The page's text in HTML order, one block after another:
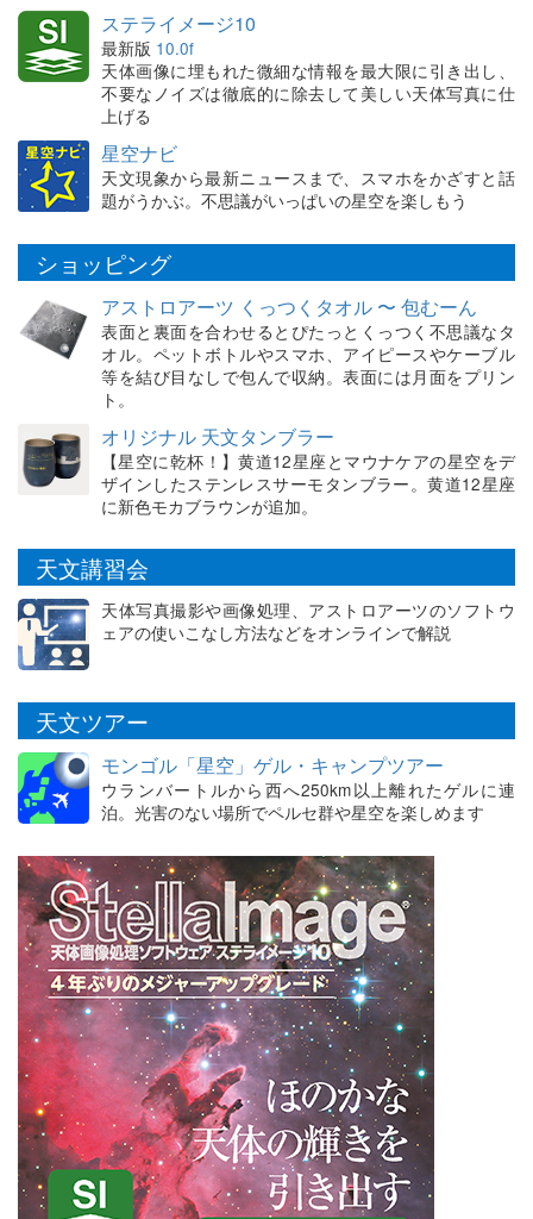
ステライメージ10
最新版 10.0f
天体画像に埋もれた微細な情報を最大限に引き出し、
不要なノイズは徹底的に除去して美しい天体写真に仕
上げる
星空ナビ
天文現象から最新ニュースまで、スマホをかざすと話
題がうかぶ。不思議がいっぱいの星空を楽しもう
ショッピング
アストロアーツ くっつくタオル 〜 包むーん
表面と裏面を合わせるとぴたっとくっつく不思議なタ
オル。ペットボトルやスマホ、アイピースやケーブル
等を結び目なしで包んで収納。表面には月面をプリン
ト。
オリジナル 天文タンブラー
【星空に乾杯！】黄道12星座とマウナケアの星空をデ
ザインしたステンレスサーモタンブラー。黄道12星座
に新色モカブラウンが追加。
天文講習会
天体写真撮影や画像処理、アストロアーツのソフトウ
ェアの使いこなし方法などをオンラインで解説
天文ツアー
モンゴル「星空」ゲル・キャンプツアー
ウランバートルから西へ250km以上離れたゲルに連
泊。光害のない場所でペルセ群や星空を楽しめます